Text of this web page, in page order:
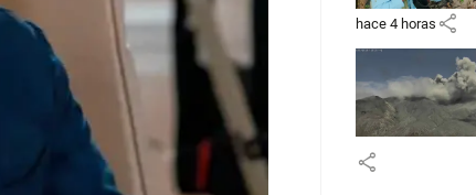
hace 4 horas share
share